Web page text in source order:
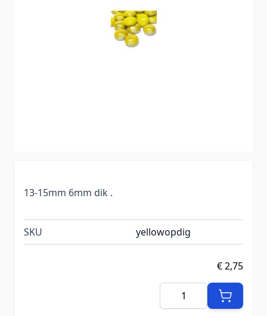
13-15mm 6mm dik .
SKU yellowopdig
€ 2,75
Aantal